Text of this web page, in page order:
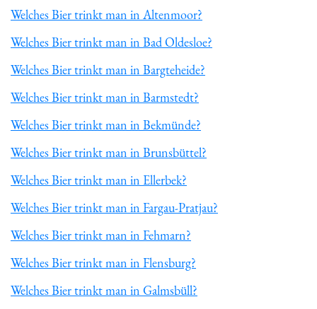
Welches Bier trinkt man in Altenmoor?
Welches Bier trinkt man in Bad Oldesloe?
Welches Bier trinkt man in Bargteheide?
Welches Bier trinkt man in Barmstedt?
Welches Bier trinkt man in Bekmünde?
Welches Bier trinkt man in Brunsbüttel?
Welches Bier trinkt man in Ellerbek?
Welches Bier trinkt man in Fargau-Pratjau?
Welches Bier trinkt man in Fehmarn?
Welches Bier trinkt man in Flensburg?
Welches Bier trinkt man in Galmsbüll?